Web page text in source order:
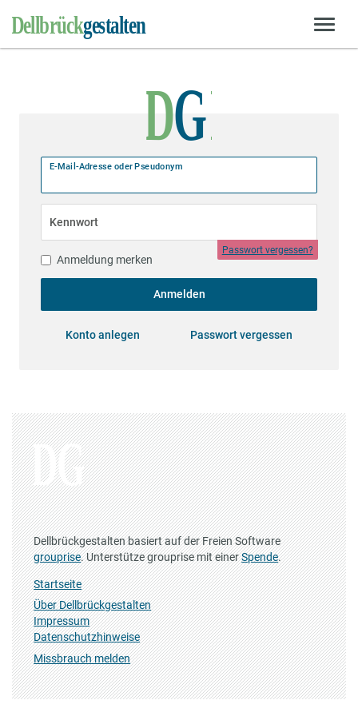
E-Mail-Adresse oder Pseudonym
Kennwort
Passwort vergessen?
Anmeldung merken
Anmelden
Konto anlegen Passwort vergessen
Dellbrückgestalten basiert auf der Freien Software
grouprise. Unterstütze grouprise mit einerSpende.
Startseite
Über Dellbrückgestalten
Impressum
Datenschutzhinweise
Missbrauch melden